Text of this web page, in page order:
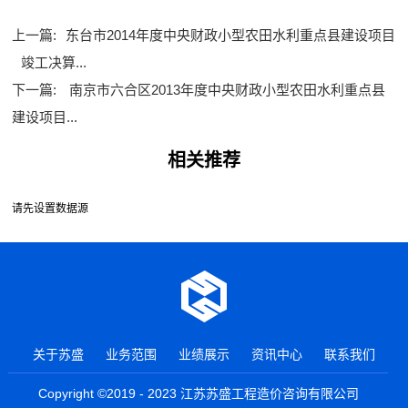
上一篇:
东台市2014年度中央财政小型农田水利重点县建设项目
竣工决算...
下一篇:
南京市六合区2013年度中央财政小型农田水利重点县
建设项目...
相关推荐
请先设置数据源
关于苏盛 业务范围 业绩展示 资讯中心 联系我们
Copyright ©2019 - 2023 江苏苏盛工程造价咨询有限公司